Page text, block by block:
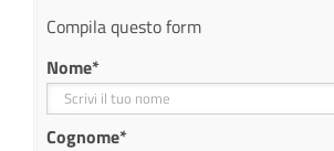
Compila questo form
Nome*
Cognome*